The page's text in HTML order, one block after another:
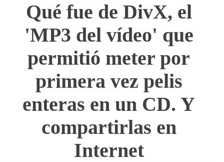
Qué fue de DivX, el
'MP3 del vídeo' que
permitió meter por
primera vez pelis
enteras en un CD. Y
compartirlas en
Internet